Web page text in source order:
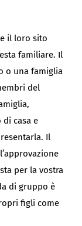
il loro sito
familiare. Il
o una famiglia
del
casa e
Il
per la vostra
di gruppo è
figli come